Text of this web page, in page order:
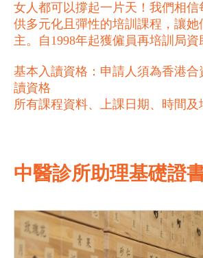
女人都可以撐起一片天！我們相
供多元化且彈性的培訓課程，讓
主。自1998年起獲僱員再培訓局
基本入讀資格：申請人須為香港
讀資格
所有課程資料、上課日期、時間
中醫診所助理基礎證